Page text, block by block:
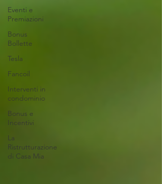
Eventi e
Premiazioni
Bonus
Bollette
Tesla
Fancoil
Interventi in
condominio
Bonus e
Incentivi
La
Ristrutturazione
di Casa Mia